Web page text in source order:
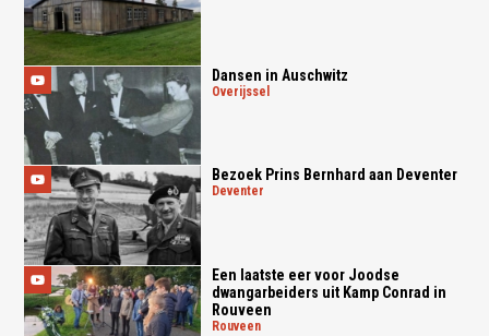
Dansen in Auschwitz
overijssel
Bezoek Prins Bernhard aan Deventer
deventer
Een laatste eer voor Joodse
dwangarbeiders uit Kamp Conrad in
Rouveen
rouveen